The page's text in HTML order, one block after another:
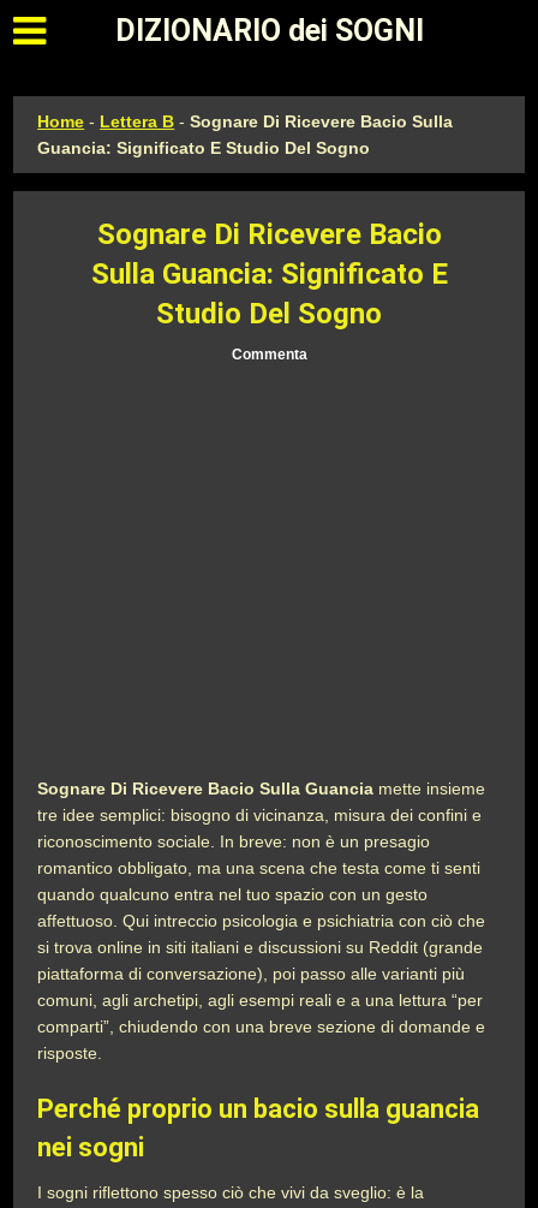
Apri il menu principale
DIZIONARIO dei SOGNI
Home - Lettera B -Sognare Di Ricevere Bacio Sulla
Guancia: Significato E Studio Del Sogno
Sognare Di Ricevere Bacio
Sulla Guancia: Significato E
Studio Del Sogno
Commenta
Sognare Di Ricevere Bacio Sulla Guancia mette insieme
tre idee semplici: bisogno di vicinanza, misura dei confini e
riconoscimento sociale. In breve: non è un presagio
romantico obbligato, ma una scena che testa come ti senti
quando qualcuno entra nel tuo spazio con un gesto
affettuoso. Qui intreccio psicologia e psichiatria con ciò che
si trova online in siti italiani e discussioni su Reddit (grande
piattaforma di conversazione), poi passo alle varianti più
comuni, agli archetipi, agli esempi reali e a una lettura “per
comparti”, chiudendo con una breve sezione di domande e
risposte.
Perché proprio un bacio sulla guancia
nei sogni
I sogni riflettono spesso ciò che vivi da sveglio: è la